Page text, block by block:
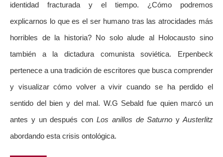
identidad fracturada y el tiempo. ¿Cómo podremos
explicarnos lo que es el ser humano tras las atrocidades más
horribles de la historia? No solo alude al Holocausto sino
también a la dictadura comunista soviética. Erpenbeck
pertenece a una tradición de escritores que busca comprender
y visualizar cómo volver a vivir cuando se ha perdido el
sentido del bien y del mal. W.G Sebald fue quien marcó un
antes y un después con Los anillos de Saturnoy Austerlitz
abordando esta crisis ontológica.